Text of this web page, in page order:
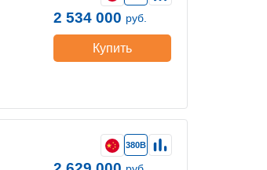
2 534 000 руб.
Купить
380В